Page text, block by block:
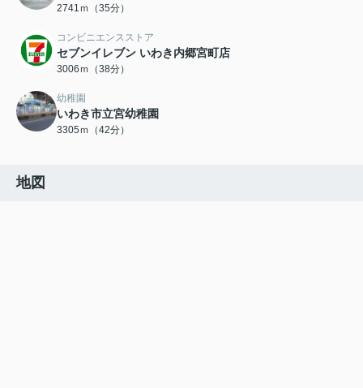
2741ｍ（35分）
コンビニエンスストア
セブンイレブン いわき内郷宮町店
3006ｍ（38分）
幼稚園
いわき市立宮幼稚園
3305ｍ（42分）
地図